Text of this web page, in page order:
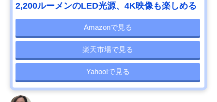
2,200ルーメンのLED光源、4K映像も楽しめる
Amazonで見る
楽天市場で見る
Yahoo!で見る